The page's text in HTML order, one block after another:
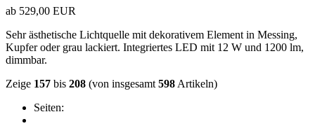
ab 529,00 EUR
Sehr ästhetische Lichtquelle mit dekorativem Element in Messing,
Kupfer oder grau lackiert. Integriertes LED mit 12 W und 1200 lm,
dimmbar.
Zeige 157 bis 208 (von insgesamt598Artikeln)
Seiten: